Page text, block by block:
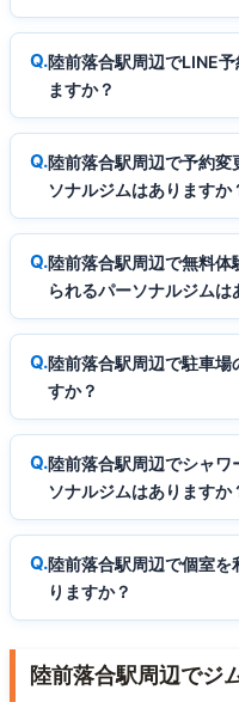
陸前落合駅周辺でLINE
ますか？
陸前落合駅周辺で予約
ソナルジムはありますか
陸前落合駅周辺で無料
られるパーソナルジムは
陸前落合駅周辺で駐車場
すか？
陸前落合駅周辺でシャ
ソナルジムはありますか
陸前落合駅周辺で個室
りますか？
陸前落合駅周辺でジ